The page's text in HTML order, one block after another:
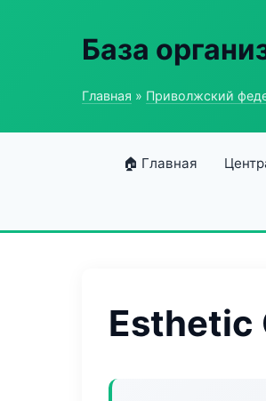
База
Главная » Приволжский
🏠 Главная
Esthetic